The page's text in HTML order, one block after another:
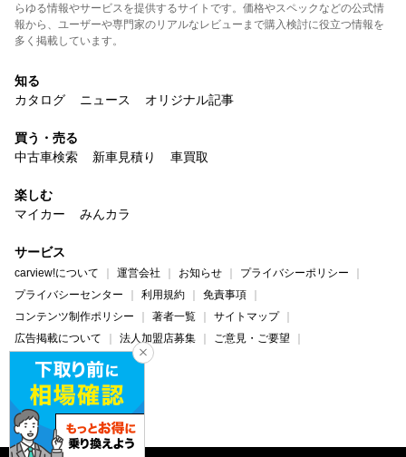
らゆる情報やサービスを提供するサイトです。価格やスペックなどの公式情
報から、ユーザーや専門家のリアルなレビューまで購入検討に役立つ情報を
多く掲載しています。
知る
カタログ
ニュース オリジナル記事
買う・売る
中古車検索
新車見積り 車買取
楽しむ
マイカー
みんカラ
サービス
carview!について 運営会社 お知らせ
プライバシーポリシー
プライバシーセンター
利用規約
免責事項
コンテンツ制作ポリシー
著者一覧
サイトマップ
広告掲載について
法人加盟店募集
ご意見・ご要望
ヘルプ・お問い合わせ
carview! Yahoo! JAPAN